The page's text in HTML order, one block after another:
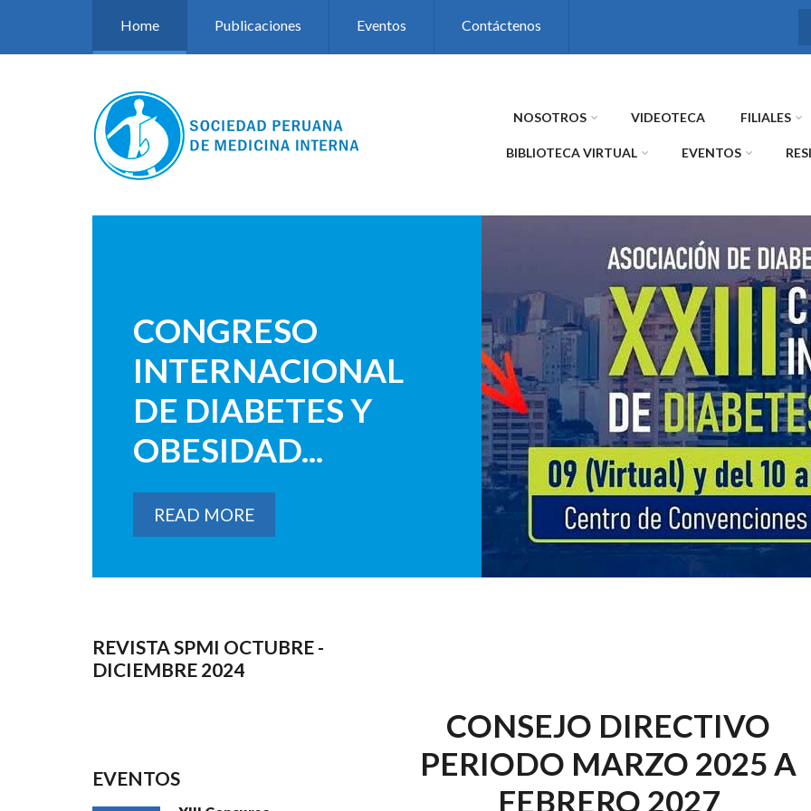
Home Publicaciones Eventos Contáctenos
NOSOTROS VIDEOTECA FILIALES
BIBLIOTECA VIRTUAL EVENTOS
CONGRESO
INTERNACIONAL
DE DIABETES Y
OBESIDAD...
READ MORE
REVISTA SPMI OCTUBRE -
DICIEMBRE 2024
EVENTOS
CONSEJO DIRECTIVO
PERIODO MARZO 2025 A
FEBRERO 2027